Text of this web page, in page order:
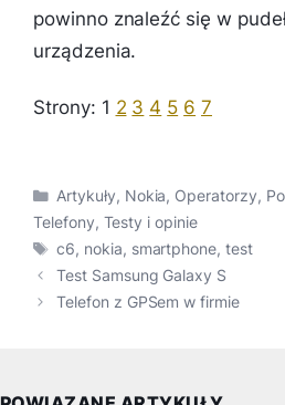
powinno znaleźć się w
urządzenia.
Strony: 1 2 3 4 5 6 7
Kategorie
Artykuły, Nokia, Operatorzy,
Telefony, Testy i opinie
Tagi
c6, nokia, smartphone,test
Test Samsung Galaxy S
Telefon z GPSem w firmie